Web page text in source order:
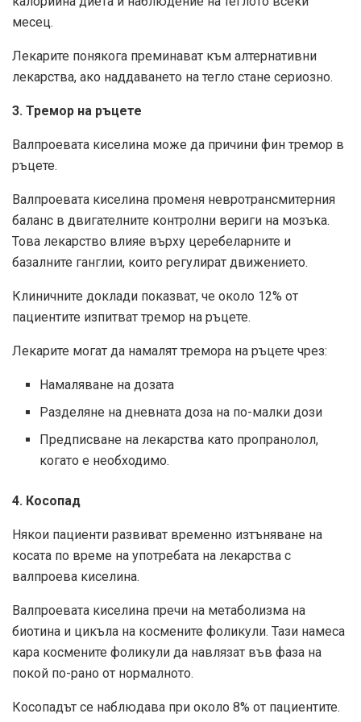
месец.
Лекарите понякога преминават към алтернативни
лекарства, ако наддаването на тегло стане сериозно.
3. Тремор на ръцете
Валпроевата киселина може да причини фин тремор в
ръцете.
Валпроевата киселина променя невротрансмитерния
баланс в двигателните контролни вериги на мозъка.
Това лекарство влияе върху церебеларните и
базалните ганглии, които регулират движението.
Клиничните доклади показват, че около 12% от
пациентите изпитват тремор на ръцете.
Лекарите могат да намалят тремора на ръцете чрез:
Намаляване на дозата
Разделяне на дневната доза на по-малки дози
Предписване на лекарства като пропранолол,
когато е необходимо.
4. Косопад
Някои пациенти развиват временно изтъняване на
косата по време на употребата на лекарства с
валпроева киселина.
Валпроевата киселина пречи на метаболизма на
биотина и цикъла на космените фоликули. Тази намеса
кара космените фоликули да навлязат във фаза на
покой по-рано от нормалното.
Косопадът се наблюдава при около 8% от пациентите.